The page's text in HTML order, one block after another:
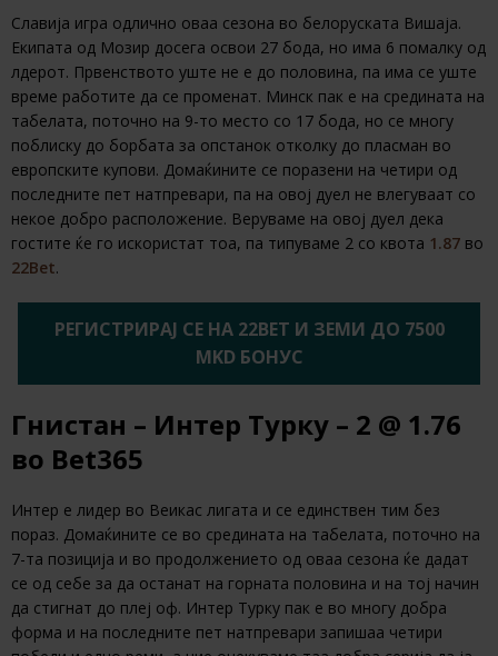
Славија игра одлично оваа сезона во белоруската Вишаја.
Екипата од Мозир досега освои 27 бода, но има 6 помалку од
лдерот. Првенството уште не е до половина, па има се уште
време работите да се променат. Минск пак е на средината на
табелата, поточно на 9-то место со 17 бода, но се многу
поблиску до борбата за опстанок отколку до пласман во
европските купови. Домаќините се поразени на четири од
последните пет натпревари, па на овој дуел не влегуваат со
некое добро расположение. Веруваме на овој дуел дека
гостите ќе го искористат тоа, па типуваме 2 со квота 1.87 во
22Bet.
РЕГИСТРИРАЈ СЕ НА 22BET И ЗЕМИ ДО 7500
MKD БОНУС
Гнистан – Интер Турку – 2 @ 1.76
во Bet365
Интер е лидер во Веикас лигата и се единствен тим без
пораз. Домаќините се во средината на табелата, поточно на
7-та позиција и во продолжението од оваа сезона ќе дадат
се од себе за да останат на горната половина и на тој начин
да стигнат до плеј оф. Интер Турку пак е во многу добра
форма и на последните пет натпревари запишаа четири